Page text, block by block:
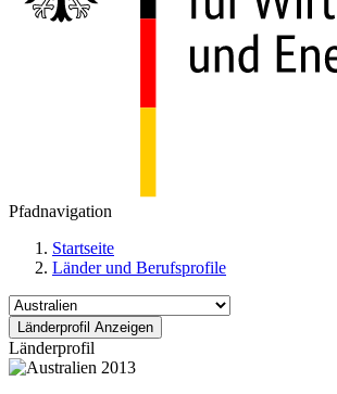
Pfadnavigation
Startseite
Länder und Berufsprofile
Länderprofil